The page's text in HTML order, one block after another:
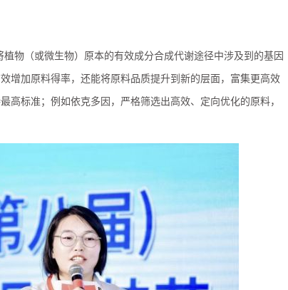
物（或微生物）原本的有效成分合成代谢途径中涉及到的基因
增加原料得率，还能将原料品质提升到新的层面，富集更高效
高标准；例如依克多因，严格筛选出高效、‌定向优化的原料，‌